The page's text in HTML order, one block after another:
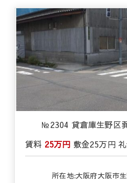
№2304 貸倉庫生野区
賃料 25万円 敷金25万円
所在地:大阪府大阪市